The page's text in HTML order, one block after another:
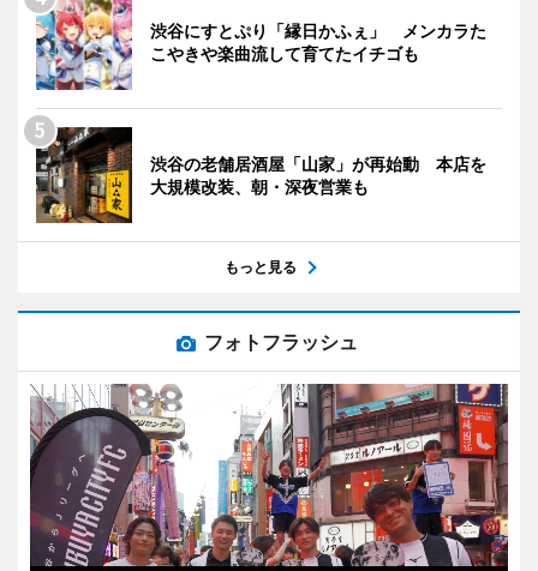
渋谷にすとぷり「縁日かふぇ」 メンカラた
こやきや楽曲流して育てたイチゴも
渋谷の老舗居酒屋「山家」が再始動 本店を
大規模改装、朝・深夜営業も
もっと見る
フォトフラッシュ